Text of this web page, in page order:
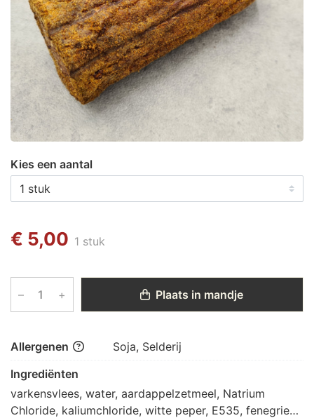
Kies een aantal
€ 5,00 1 stuk
– + Plaats in mandje
Allergenen
Soja, Selderij
Ingrediënten
varkensvlees, water, aardappelzetmeel, Natrium
Chloride, kaliumchloride, witte peper, E535, fenegriek,